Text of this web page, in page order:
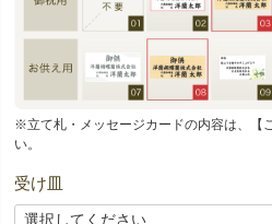
※立て札・メッセージカードの内容は、【
い。
受け皿